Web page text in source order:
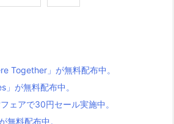
Together」が無料配布中。
が無料配布中。
ェアで30円セール実施中。
無料配布中。